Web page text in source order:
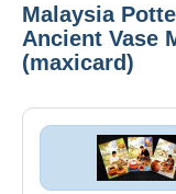
Malaysia
Ancient Vase
(maxicard)